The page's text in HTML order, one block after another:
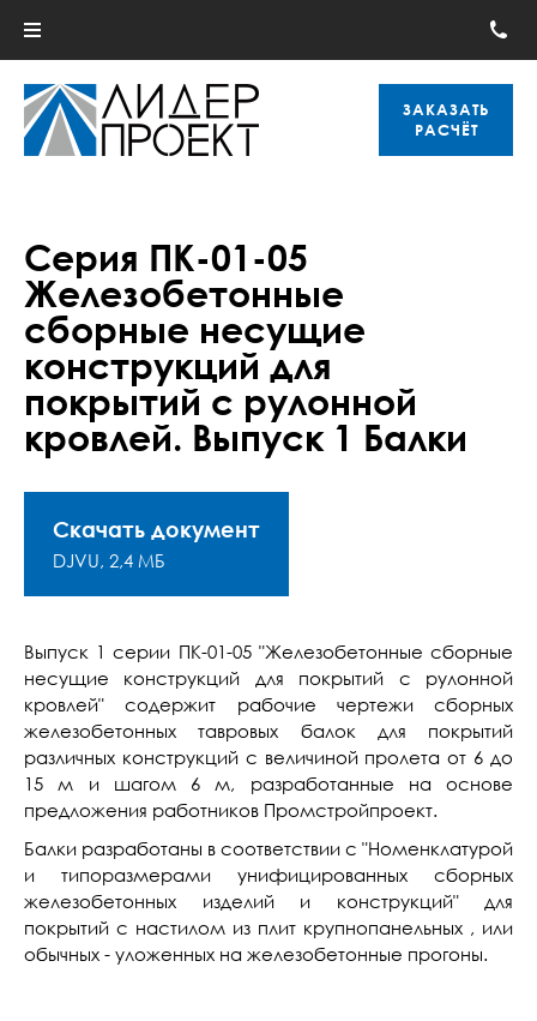
ЗАКАЗАТЬ
РАСЧЁТ
Серия ПК-01-05
Железобетонные
сборные несущие
конструкций для
покрытий с рулонной
кровлей. Выпуск 1 Балки
Скачать документ
DJVU, 2,4 МБ
Выпуск 1 серии ПК-01-05 "Железобетонные сборные
несущие конструкций для покрытий с рулонной
кровлей" содержит рабочие чертежи сборных
железобетонных тавровых балок для покрытий
различных конструкций с величиной пролета от 6 до
15 м и шагом 6 м, разработанные на основе
предложения работников Промстройпроект.
Балки разработаны в соответствии с "Номенклатурой
и типоразмерами унифицированных сборных
железобетонных изделий и конструкций" для
покрытий с настилом из плит крупнопанельных , или
обычных - уложенных на железобетонные прогоны.